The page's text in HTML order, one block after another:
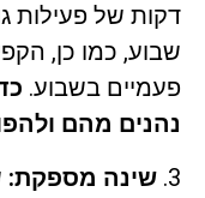
דקות של פעילות
שבוע, כמו כן,
פעמיים בשבוע.
נהנים מהם
3. שינה מספקת: